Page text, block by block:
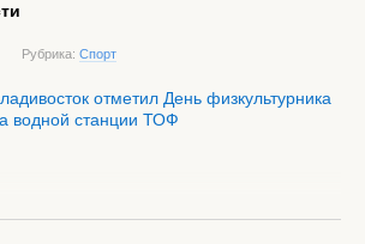
Рубрика: Спорт
отметил День физкультурника
водной станции ТОФ